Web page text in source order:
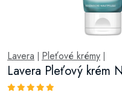
Lavera Pleťové krémy
Lavera Pleťový krém